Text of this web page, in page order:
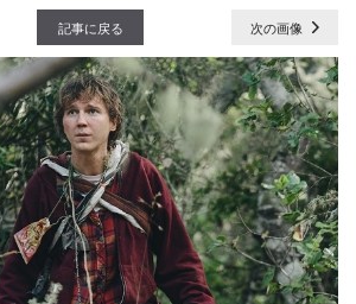
記事に戻る 次の画像